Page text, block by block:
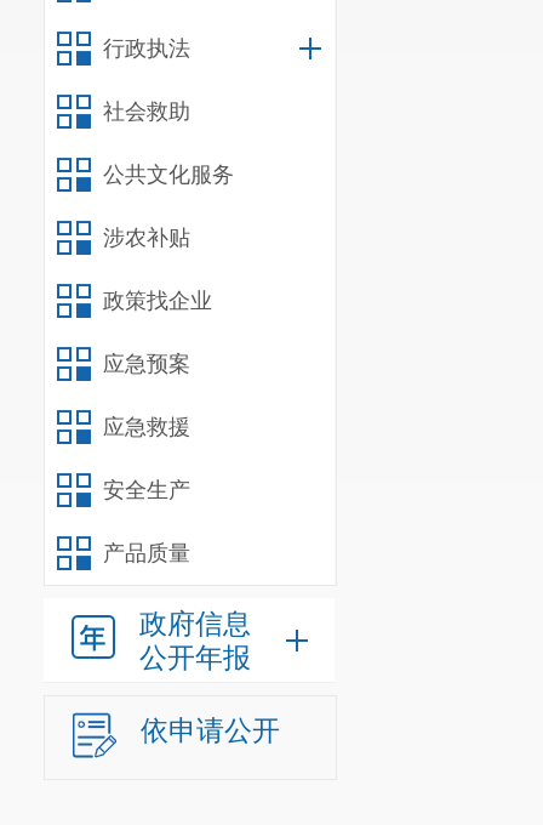
行政执法
社会救助
公共文化服务
涉农补贴
政策找企业
应急预案
应急救援
安全生产
产品质量
政府信息
公开年报
依申请公开